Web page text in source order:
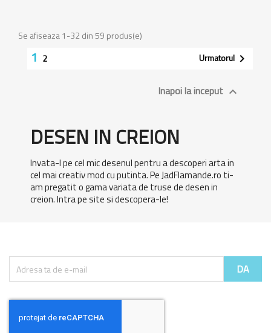
Se afiseaza 1-32 din 59 produs(e)
1 2 Urmatorul 
Inapoi la inceput 
DESEN IN CREION
Invata-l pe cel mic desenul pentru a descoperi arta in
cel mai creativ mod cu putinta. Pe JadFlamande.ro ti-
am pregatit o gama variata de truse de desen in
creion. Intra pe site si descopera-le!